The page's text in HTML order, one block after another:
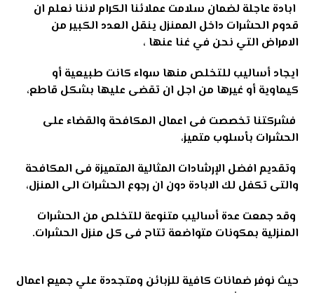
ابادة عاجلة لضمان سلامت عملائنا الكرام لاننا نعلم ان
قدوم الحشرات داخل الممنزل ينقل العدد الكبير من
الامراض التي نحن في غنا عنها ،
ايجاد أساليب للتخلص منها سواء كانت طبيعية أو
كيماوية أو غيرها من اجل ان تقضى عليها بشكل قاطع،
فشركتنا تخصصت فى اعمال المكافحة والقضاء على
الحشرات بأسلوب متميز،
وتقديم افضل الإرشادات المثالية المتميزة فى المكافحة
والتى تكفل لك الابادة دون ان رجوع الحشرات الى المنزل،
وقد جمعت عدة أساليب متنوعة للتخلص من الحشرات
المنزلية بمكونات متواضعة تتاح فى كل منزل الحشرات.
حيث نوفر ضمانات كافية للزبائن ومتجددة علي جميع اعمال